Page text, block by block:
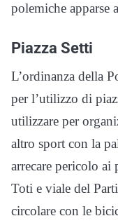
polemiche apparse
Piazza Setti
L’ordinanza della
per l’utilizzo di
utilizzare per
altro sport con la
arrecare pericolo
Toti e viale del
circolare con le